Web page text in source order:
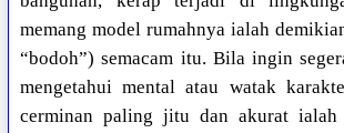
memang model rumahnya ialah
“bodoh”) semacam itu. Bila ingin
mengetahui mental atau watak
cerminan paling jitu dan akurat ialah